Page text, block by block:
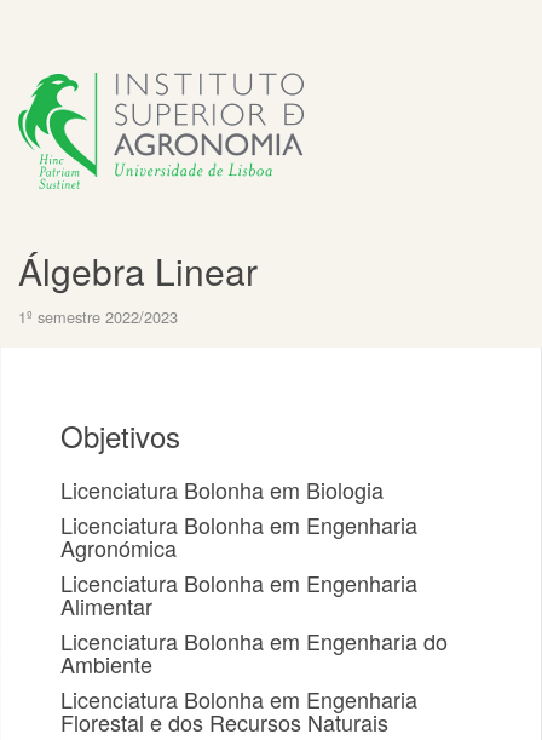
Álgebra Linear
1º semestre 2022/2023
Objetivos
Licenciatura Bolonha em Biologia
Licenciatura Bolonha em Engenharia
Agronómica
Licenciatura Bolonha em Engenharia
Alimentar
Licenciatura Bolonha em Engenharia do
Ambiente
Licenciatura Bolonha em Engenharia
Florestal e dos Recursos Naturais